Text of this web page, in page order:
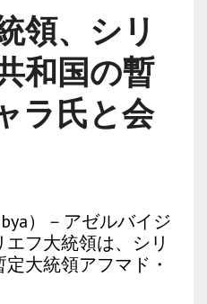
領、シリ
和国の暫
ラ氏と会
）－アゼルバイジ
フ大統領は、シリ
大統領アフマド・